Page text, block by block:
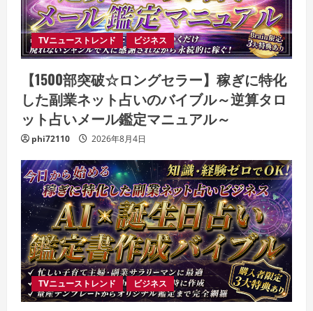
TVニューストレンド ビジネス
【1500部突破☆ロングセラー】稼ぎに特化
した副業ネット占いのバイブル～逆算タロ
ット占いメール鑑定マニュアル～
phi72110 2026年8月4日
TVニューストレンド ビジネス